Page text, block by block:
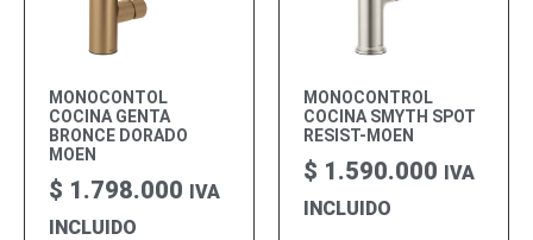
MONOCONTOL
COCINA GENTA
BRONCE DORADO
MOEN
$ 1.798.000 IVA
INCLUIDO
MONOCONTROL
COCINA SMYTH SPOT
RESIST-MOEN
$ 1.590.000 IVA
INCLUIDO